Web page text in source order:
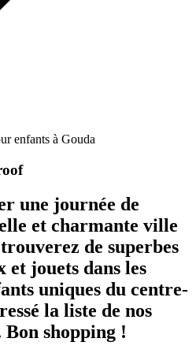
enfants à Gouda
une journée de
et charmante ville
de superbes
et jouets dans les
uniques du centre-
la liste de nos
Bon shopping !